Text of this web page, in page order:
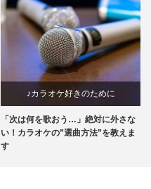
♪カラオケ好きのために
「次は何を歌おう…」絶対に外さな
い！カラオケの”選曲方法”を教えま
す